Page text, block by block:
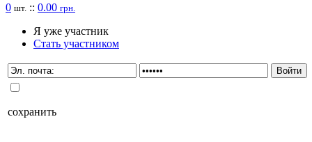
0 шт. :: 0.00 грн.
Я уже участник
Стать участником
сохранить